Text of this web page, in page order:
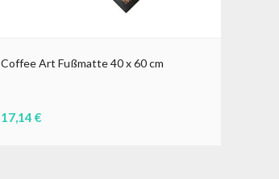
Coffee Art Fußmatte 40 x 60 cm
17,14 €